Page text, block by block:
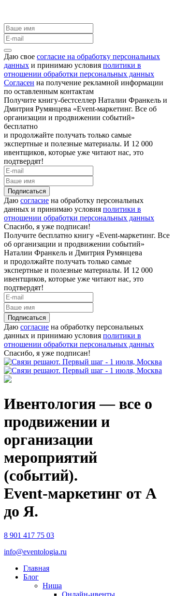
Даю свое согласие на обработку персональных
данных и принимаю условия политики в
отношении обработки персональных данных
Согласен на получение рекламной информации
по оставленным контактам
Получите книгу-бестселлер Наталии Франкель и
Дмитрия Румянцева «Event-маркетинг. Все об
организации и продвижении событий»
бесплатно
и продолжайте получать только самые
экспертные и полезные материалы. И 12 000
ивентщиков, которые уже читают нас, это
подтвердят!
Подписаться
Даю согласие на обработку персональных
данных и принимаю условия политики в
отношении обработки персональных данных
Спасибо, я уже подписан!
Получите бесплатно книгу «Event-маркетинг. Все
об организации и продвижении событий»
Наталии Франкель и Дмитрия Румянцева
и продолжайте получать только самые
экспертные и полезные материалы. И 12 000
ивентщиков, которые уже читают нас, это
подтвердят!
Подписаться
Даю согласие на обработку персональных
данных и принимаю условия политики в
отношении обработки персональных данных
Спасибо, я уже подписан!
Ивентология — все о
продвижении и
организации
мероприятий
(событий).
Event-маркетинг от А
до Я.
8 901 417 75 03
info@eventologia.ru
Главная
Блог
Ниша
Онлайн-ивенты